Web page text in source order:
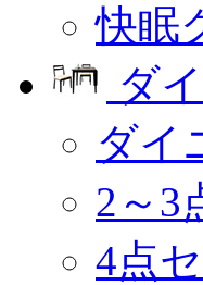
快眠
ダ
ダイ
2～3
4点